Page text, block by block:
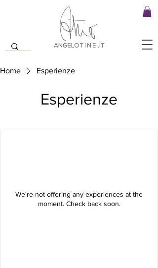
Home Esperienze
Esperienze
We're not offering any experiences at the
moment. Check back soon.